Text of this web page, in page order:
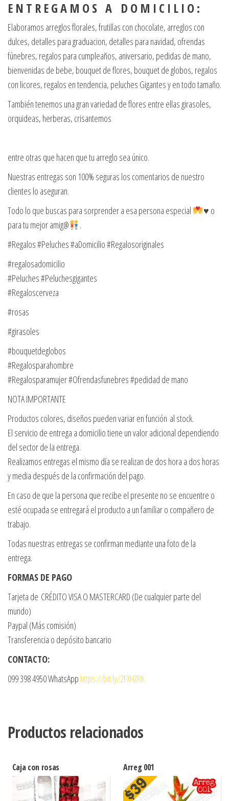
E N T R E G A M O S A D O M I C I L I O :
Elaboramos arreglos florales, frutillas con chocolate, arreglos con
dulces, detalles para graduacion, detalles para navidad, ofrendas
fúnebres, regalos para cumpleaños, aniversario, pedidas de mano,
bienvenidas de bebe, bouquet de flores, bouquet de globos, regalos
con licores, regalos en tendencia, peluches Gigantes y en todo tamaño.
También tenemos una gran variedad de flores entre ellas girasoles,
orquideas, herberas, crisantemos
entre otras que hacen que tu arreglo sea único.
Nuestras entregas son 100% seguras los comentarios de nuestro
clientes lo aseguran.
Todo lo que buscas para sorprender a esa persona especial
♥️ o
para tu mejor amig@
.
#Regalos #Peluches #aDomicilio #Regalosoriginales
#regalosadomicilio
#Peluches #Peluchesgigantes
#Regaloscerveza
#rosas
#girasoles
#bouquetdeglobos
#Regalosparahombre
#Regalosparamujer #Ofrendasfunebres #pedidad de mano
NOTA IMPORTANTE
Productos colores, diseños pueden variar en función al stock.
El servicio de entrega a domicilio tiene un valor adicional dependiendo
del sector de la entrega.
Realizamos entregas el mismo día se realizan de dos hora a dos horas
y media después de la confirmación del pago.
En caso de que la persona que recibe el presente no se encuentre o
esté ocupada se entregará el producto a un familiar o compañero de
trabajo.
Todas nuestras entregas se confirman mediante una foto de la
entrega.
FORMAS DE PAGO
Tarjeta de CRÉDITO VISA O MASTERCARD (De cualquier parte del
mundo)
Paypal (Más comisión)
Transferencia o depósito bancario
CONTACTO:
099 398 4950 WhatsApp https://bit.ly/2FXHZRK
Productos relacionados
Caja con rosas Arreg 001